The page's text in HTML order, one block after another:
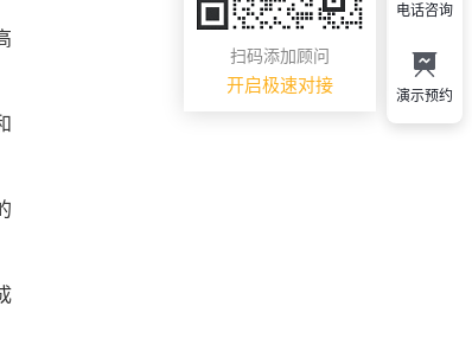
扫码添加顾问
开启极速对接
电话咨询
演示预约